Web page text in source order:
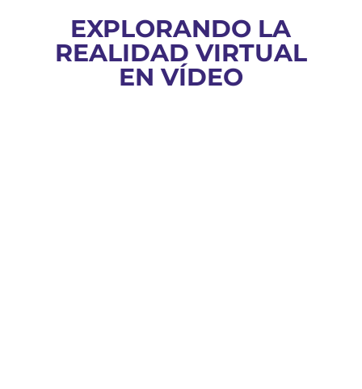
EXPLORANDO LA
REALIDAD VIRTUAL
EN VÍDEO